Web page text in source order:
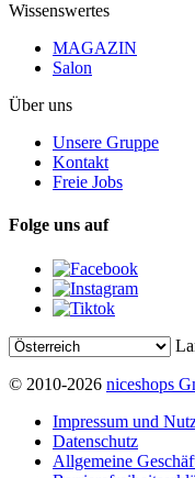
Wissenswertes
MAGAZIN
Salon
Über uns
Unsere Gruppe
Kontakt
Freie Jobs
Folge uns auf
© 2010-2026 niceshops
Impressum und
Datenschutz
Allgemeine